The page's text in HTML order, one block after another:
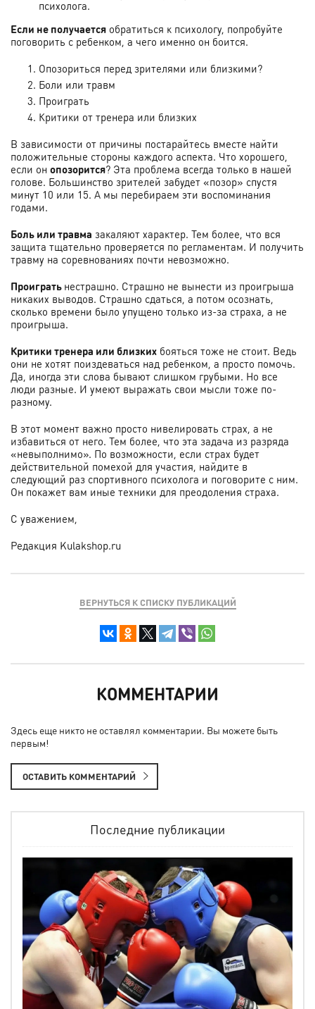
психолога.
Если не получается обратиться к психологу, попробуйте
поговорить с ребенком, а чего именно он боится.
Опозориться перед зрителями или близкими?
Боли или травм
Проиграть
Критики от тренера или близких
В зависимости от причины постарайтесь вместе найти
положительные стороны каждого аспекта. Что хорошего,
если он опозорится? Эта проблема всегда только в нашей
голове. Большинство зрителей забудет «позор» спустя
минут 10 или 15. А мы перебираем эти воспоминания
годами.
Боль или травма закаляют характер. Тем более, что вся
защита тщательно проверяется по регламентам. И получить
травму на соревнованиях почти невозможно.
Проиграть нестрашно. Страшно не вынести из проигрыша
никаких выводов. Страшно сдаться, а потом осознать,
сколько времени было упущено только из-за страха, а не
проигрыша.
Критики тренера или близких бояться тоже не стоит. Ведь
они не хотят поиздеваться над ребенком, а просто помочь.
Да, иногда эти слова бывают слишком грубыми. Но все
люди разные. И умеют выражать свои мысли тоже по-
разному.
В этот момент важно просто нивелировать страх, а не
избавиться от него. Тем более, что эта задача из разряда
«невыполнимо». По возможности, если страх будет
действительной помехой для участия, найдите в
следующий раз спортивного психолога и поговорите с ним.
Он покажет вам иные техники для преодоления страха.
С уважением,
Редакция Kulakshop.ru
ВЕРНУТЬСЯ К СПИСКУ ПУБЛИКАЦИЙ
КОММЕНТАРИИ
Здесь еще никто не оставлял комментарии. Вы можете быть
первым!
ОСТАВИТЬ КОММЕНТАРИЙ
Последние публикации